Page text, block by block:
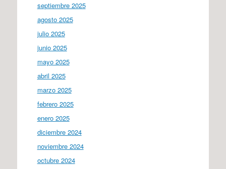
septiembre 2025
agosto 2025
julio 2025
junio 2025
mayo 2025
abril 2025
marzo 2025
febrero 2025
enero 2025
diciembre 2024
noviembre 2024
octubre 2024